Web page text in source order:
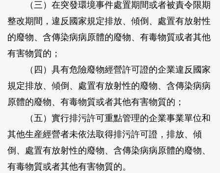
（三）在突發環境事件處置期間或者被責令限期
整改期間，違反國家規定排放、傾倒、處置有放射性
的廢物、含傳染病病原體的廢物、有毒物質或者其他
有害物質的；
（四）具有危險廢物經營許可證的企業違反國家
規定排放、傾倒、處置有放射性的廢物、含傳染病病
原體的廢物、有毒物質或者其他有害物質的；
（五）實行排污許可重點管理的企業事業單位和
其他生産經營者未依法取得排污許可證，排放、傾
倒、處置有放射性的廢物、含傳染病病原體的廢物、
有毒物質或者其他有害物質的。